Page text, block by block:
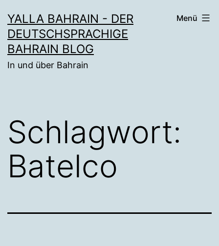
Inhalt
springen
YALLA BAHRAIN - DER
DEUTSCHSPRACHIGE
BAHRAIN BLOG
In und über Bahrain
Menü
Schlagwort:
Batelco